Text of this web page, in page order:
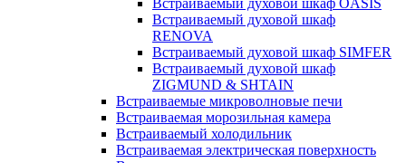
Встраиваемый духовой шкаф OASIS
Встраиваемый духовой шкаф
RENOVA
Встраиваемый духовой шкаф SIMFER
Встраиваемый духовой шкаф
ZIGMUND & SHTAIN
Встраиваемые микроволновые печи
Встраиваемая морозильная камера
Встраиваемый холодильник
Встраиваемая электрическая поверхность